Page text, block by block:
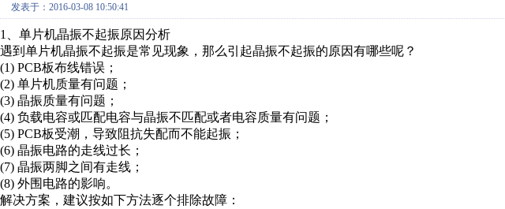
发表于：2016-03-08 10:50:41
1、单片机晶振不起振原因分析
遇到单片机晶振不起振是常见现象，那么引起晶振不起振的原因有哪些呢？
(1) PCB板布线错误；
(2) 单片机质量有问题；
(3) 晶振质量有问题；
(4) 负载电容或匹配电容与晶振不匹配或者电容质量有问题；
(5) PCB板受潮，导致阻抗失配而不能起振；
(6) 晶振电路的走线过长；
(7) 晶振两脚之间有走线；
(8) 外围电路的影响。
解决方案，建议按如下方法逐个排除故障：